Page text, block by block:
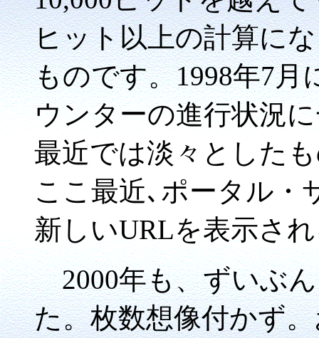
ヒット以上の計算に
ものです。1998年7月
ウンターの進行状況
最近では淡々とした
ここ最近､ポータル・
新しいURLを表示さ
2000年も、ずいぶん
た。枚数想像付かず